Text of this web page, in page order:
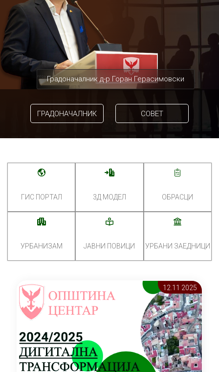
Градоначалник д-р Горан Герасимовски
ГРАДОНАЧАЛНИК СОВЕТ
ГИС ПОРТАЛ 3Д МОДЕЛ ОБРАСЦИ
УРБАНИЗАМ ЈАВНИ ПОВИЦИ УРБАНИ ЗАЕДНИЦИ
12.11 2025